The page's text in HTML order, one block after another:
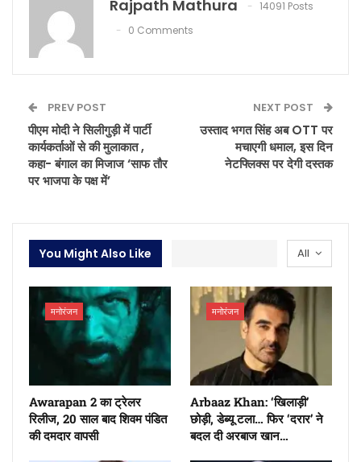
Rajpath Mathura
14091 Posts
0 Comments
PREV POST
पीएम मोदी ने सिलीगुड़ी में पार्टी
कार्यकर्ताओं से की मुलाकात ,
कहा- बंगाल का मिजाज ‘साफ तौर
पर भाजपा के पक्ष में’
NEXT POST
उस्ताद भगत सिंह अब OTT पर
मचाएगी धमाल, इस दिन
नेटफ्लिक्स पर देगी दस्तक
All
You Might Also Like
मनोरंजन
Awarapan 2 का ट्रेलर
रिलीज, 20 साल बाद शिवम पंडित
की दमदार वापसी
मनोरंजन
Arbaaz Khan: ‘खिलाड़ी’
छोड़ी, डेब्यू टला… फिर ‘दरार’ ने
बदल दी अरबाज खान…